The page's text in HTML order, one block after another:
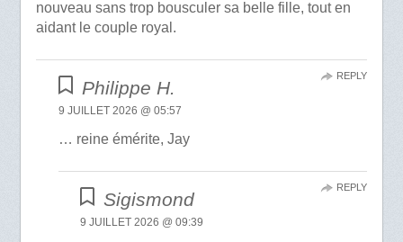
nouveau sans trop bousculer sa belle fille, tout en
aidant le couple royal.
Philippe H.
9 JUILLET 2026 @ 05:57
… reine émérite, Jay
REPLY
Sigismond
9 JUILLET 2026 @ 09:39
REPLY